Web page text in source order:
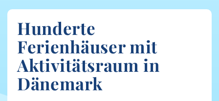
Hunderte
Ferienhäuser mit
Aktivitätsraum in
Dänemark